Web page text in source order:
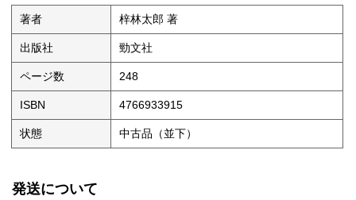
著者 梓林太郎 著
出版社 勁文社
ページ数 248
ISBN 4766933915
状態 中古品（並下）
発送について